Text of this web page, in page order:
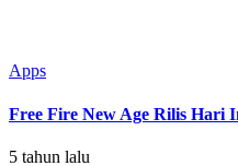
Apps
Free Fire New Age Rilis Hari
5 tahun lalu